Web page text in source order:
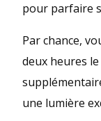
pour parfaire
Par chance,
deux heures
une lumière